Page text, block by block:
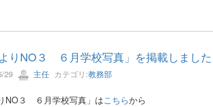
よりNO３ ６月学校写真」を掲載しました
29 主任 カテゴリ:教務部
NO３ ６月学校写真」はこちらから